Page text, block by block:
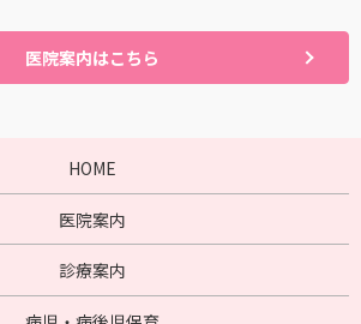
医院案内はこちら
HOME
医院案内
診療案内